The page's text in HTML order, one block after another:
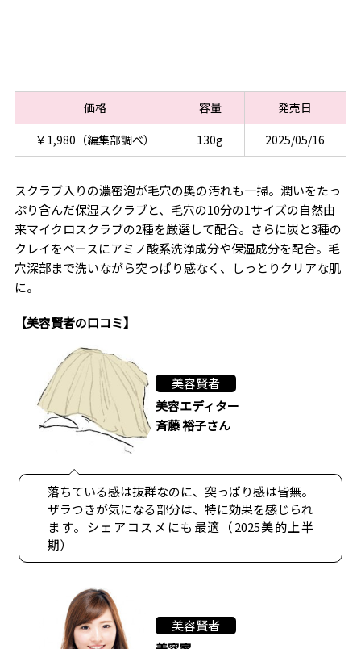
価格 容量
発売日
￥1,980（編集部調べ）
130g 2025/05/16
スクラブ入りの濃密泡が毛穴の奥の汚れも一掃。潤いをたっ
ぷり含んだ保湿スクラブと、毛穴の10分の1サイズの自然由
来マイクロスクラブの2種を厳選して配合。さらに炭と3種の
クレイをベースにアミノ酸系洗浄成分や保湿成分を配合。毛
穴深部まで洗いながら突っぱり感なく、しっとりクリアな肌
に。
【美容賢者の口コミ】
美容賢者
美容エディター
斉藤 裕子さん
落ちている感は抜群なのに、突っぱり感は皆無。
ザラつきが気になる部分は、特に効果を感じられ
ます。シェアコスメにも最適（2025美的上半
期）
美容賢者